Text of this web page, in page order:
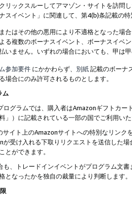
リックスルーしてアマゾン・サイトを訪問
スイベント」に関連して、第4(b)条記載の
たはその他の悪用により不適格となった場
る複数のボーナスイベント、ボーナスイベ
いません。いずれの場合においても、甲は
参加要件 にかかわらず、 別紙記載のボーナ
場合にのみ許可されるものとします。
ム
ログラムでは、購入者はAmazonギフトカ
」）に記載されている一部の国でご利用い
イト上のAmazonサイトへの特別なリン
が受け入れる下取りリクエストを送信した
とができます。
も、トレードインイベントがプログラム文
となったかを独自の裁量により判断します。